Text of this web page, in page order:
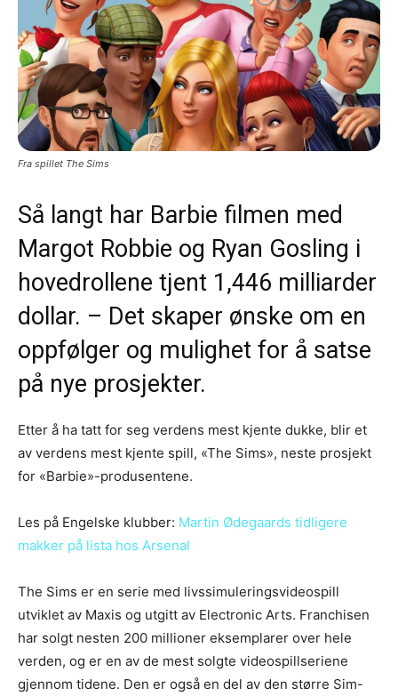
Fra spillet The Sims
Så langt har Barbie filmen med
Margot Robbie og Ryan Gosling i
hovedrollene tjent 1,446 milliarder
dollar. – Det skaper ønske om en
oppfølger og mulighet for å satse
på nye prosjekter.
Etter å ha tatt for seg verdens mest kjente dukke, blir et
av verdens mest kjente spill, «The Sims», neste prosjekt
for «Barbie»-produsentene.
Les på Engelske klubber: Martin Ødegaards tidligere
makker på lista hos Arsenal
The Sims er en serie med livssimuleringsvideospill
utviklet av Maxis og utgitt av Electronic Arts. Franchisen
har solgt nesten 200 millioner eksemplarer over hele
verden, og er en av de mest solgte videospillseriene
gjennom tidene. Den er også en del av den større Sim-